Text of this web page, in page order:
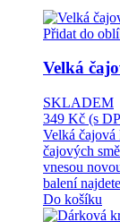
Přidat do
Velká
SKLADEM
349 Kč (s
Velká čajová
čajových
vnesou
balení
Do košíku